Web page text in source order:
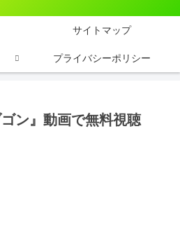
サイトマップ
プライバシーポリシー
ン』動画で無料視聴